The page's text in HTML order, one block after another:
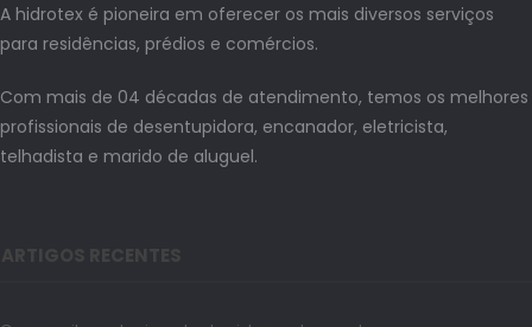
A hidrotex é pioneira em oferecer os mais diversos serviços
para residências, prédios e comércios.
Com mais de 04 décadas de atendimento, temos os melhores
profissionais de desentupidora, encanador, eletricista,
telhadista e marido de aluguel.